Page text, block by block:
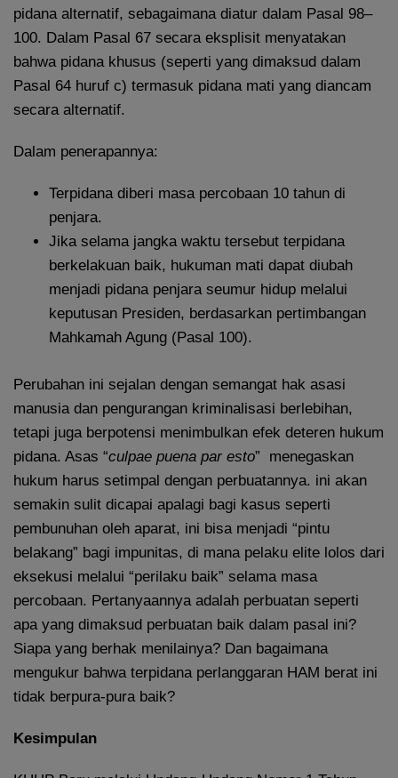
pidana alternatif, sebagaimana diatur dalam Pasal 98–
100. Dalam Pasal 67 secara eksplisit menyatakan
bahwa pidana khusus (seperti yang dimaksud dalam
Pasal 64 huruf c) termasuk pidana mati yang diancam
secara alternatif.
Dalam penerapannya:
Terpidana diberi masa percobaan 10 tahun di
penjara.
Jika selama jangka waktu tersebut terpidana
berkelakuan baik, hukuman mati dapat diubah
menjadi pidana penjara seumur hidup melalui
keputusan Presiden, berdasarkan pertimbangan
Mahkamah Agung (Pasal 100).
Perubahan ini sejalan dengan semangat hak asasi
manusia dan pengurangan kriminalisasi berlebihan,
tetapi juga berpotensi menimbulkan efek deteren hukum
pidana. Asas “culpae puena par esto” menegaskan
hukum harus setimpal dengan perbuatannya. ini akan
semakin sulit dicapai apalagi bagi kasus seperti
pembunuhan oleh aparat, ini bisa menjadi “pintu
belakang” bagi impunitas, di mana pelaku elite lolos dari
eksekusi melalui “perilaku baik” selama masa
percobaan. Pertanyaannya adalah perbuatan seperti
apa yang dimaksud perbuatan baik dalam pasal ini?
Siapa yang berhak menilainya? Dan bagaimana
mengukur bahwa terpidana perlanggaran HAM berat ini
tidak berpura-pura baik?
Kesimpulan